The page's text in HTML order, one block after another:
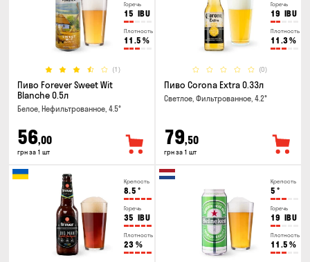
Горечь
15 IBU
Плотность
11.5 %
(1)
Пиво Forever Sweet Wit
Blanche 0.5л
Белое, Нефильтрованное, 4.5°
56,00
грн за 1 шт
Горечь
19 IBU
Плотность
11.3%
(0)
Пиво Corona Extra 0.33л
Светлое, Фильтрованное, 4.2°
79,50
грн за 1 шт
Крепость
8.5 °
Горечь
35 IBU
Плотность
23 %
Крепость
5 °
Горечь
19 IBU
Плотность
11.5 %